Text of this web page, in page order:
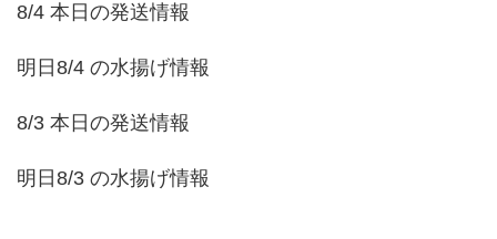
8/4 本日の発送情報
明日8/4 の水揚げ情報
8/3 本日の発送情報
明日8/3 の水揚げ情報